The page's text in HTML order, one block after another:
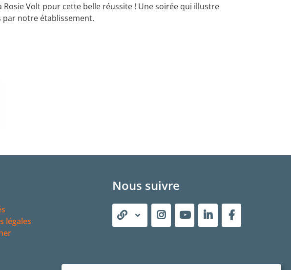
Rosie Volt pour cette belle réussite ! Une soirée qui illustre
notre établissement.
légales
Nous suivre